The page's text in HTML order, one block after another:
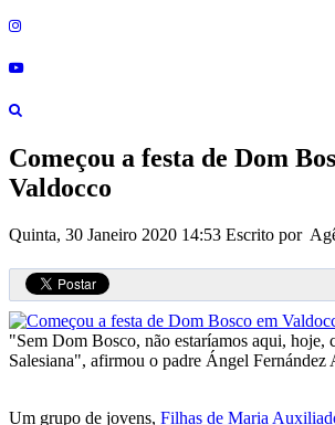
Começou a festa de Dom
Valdocco
Quinta, 30 Janeiro 2020 14:53 Escrito por
"Sem Dom Bosco, não estaríamos aqui, hoje,
Salesiana", afirmou o padre Ángel Fernández
Um grupo de jovens, Filhas de Maria